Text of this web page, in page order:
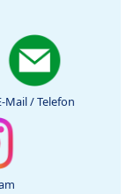
Mail / Telefon